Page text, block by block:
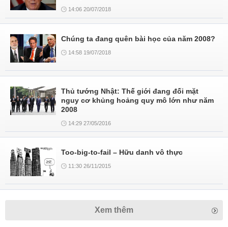
14:06 20/07/2018
Chúng ta đang quên bài học của năm 2008?
14:58 19/07/2018
Thủ tướng Nhật: Thế giới đang đối mặt
nguy cơ khủng hoảng quy mô lớn như năm
2008
14:29 27/05/2016
Too-big-to-fail – Hữu danh vô thực
11:30 26/11/2015
Xem thêm